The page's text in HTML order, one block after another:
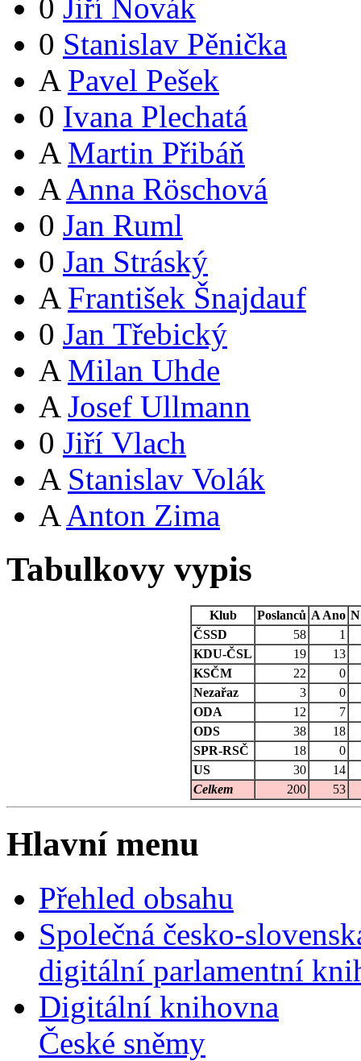
0 Jiří Novák
0 Stanislav Pěnička
A Pavel Pešek
0 Ivana Plechatá
A Martin Přibáň
A Anna Röschová
0 Jan Ruml
0 Jan Stráský
A František Šnajdauf
0 Jan Třebický
A Milan Uhde
A Josef Ullmann
0 Jiří Vlach
A Stanislav Volák
A Anton Zima
Tabulkovy vypis
Klub Poslanců A Ano N
ČSSD
58
1
KDU-ČSL
19
13
KSČM
22
0
Nezařaz
3
0
ODA
12
7
ODS
38
18
SPR-RSČ
18
0
US
30
14
Celkem
200 53
Hlavní menu
Přehled obsahu
Společná česko-
digitální parlamentní
Digitální knihovna
České sněmy